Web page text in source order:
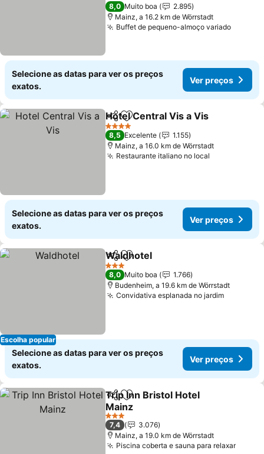
8,0 Muito boa
2.895
Mainz, a 16.2 km de Wörrstadt
Buffet de pequeno-almoço variadoVer
Selecione as datas para ver os preços
exatos.
Ver preços
PartilharAdicionar aos favoritos
Hotel Central Vis a Vis
4 Estrelas
8,5 Excelente
1.155
Mainz, a 16.0 km de Wörrstadt
Restaurante italiano no local
Selecione as datas para ver os preços
exatos.
Ver preços
Escolha popular
PartilharAdicionar aos favoritos
Waldhotel
3 Estrelas
8,0 Muito boa
1.766
Budenheim, a 19.6 km de Wörrstadt
Convidativa esplanada no jardimVer
Selecione as datas para ver os preços
exatos.
Ver preços
PartilharAdicionar aos favoritos
Trip Inn Bristol Hotel
Mainz
Ver preços
3 Estrelas
7,4
3.076
Mainz, a 19.0 km de Wörrstadt
Piscina coberta e sauna para relaxarVer